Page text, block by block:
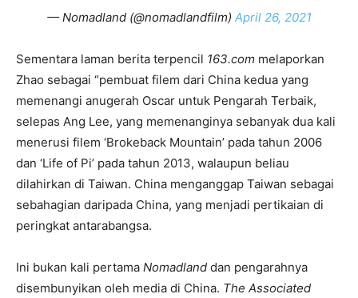
— Nomadland (@nomadlandfilm) April 26, 2021
Sementara laman berita terpencil 163.com melaporkan
Zhao sebagai “pembuat filem dari China kedua yang
memenangi anugerah Oscar untuk Pengarah Terbaik,
selepas Ang Lee, yang memenanginya sebanyak dua kali
menerusi filem ‘Brokeback Mountain’ pada tahun 2006
dan ‘Life of Pi’ pada tahun 2013, walaupun beliau
dilahirkan di Taiwan. China menganggap Taiwan sebagai
sebahagian daripada China, yang menjadi pertikaian di
peringkat antarabangsa.
Ini bukan kali pertama Nomadland dan pengarahnya
disembunyikan oleh media di China. The Associated